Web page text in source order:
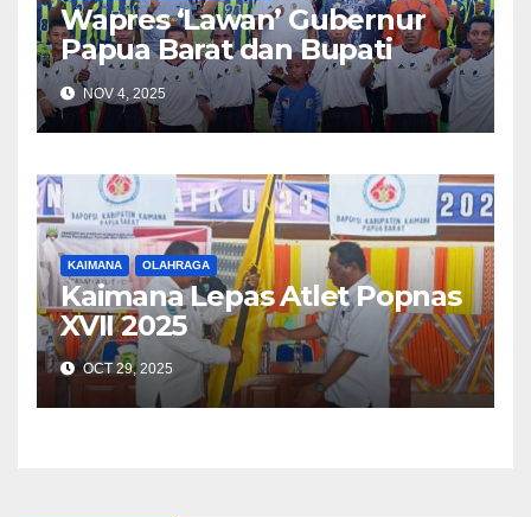
Wapres ‘Lawan’ Gubernur
Papua Barat dan Bupati
Manokwari
NOV 4, 2025
KAIMANA OLAHRAGA
Kaimana Lepas Atlet Popnas
XVII 2025
OCT 29, 2025